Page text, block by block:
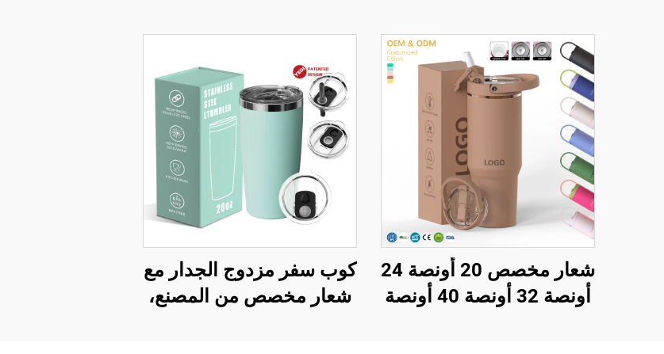
شعار مخصص 20 أونصة 24
أونصة 32 أونصة 40 أونصة
كوب سفر مزدوج الجدار مع
شعار مخصص من المصنع،